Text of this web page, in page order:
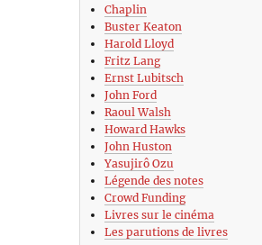
Chaplin
Buster Keaton
Harold Lloyd
Fritz Lang
Ernst Lubitsch
John Ford
Raoul Walsh
Howard Hawks
John Huston
Yasujirô Ozu
Légende des notes
Crowd Funding
Livres sur le cinéma
Les parutions de livres